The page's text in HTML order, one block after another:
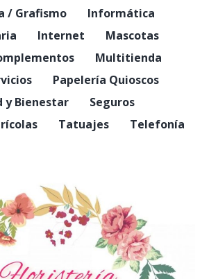
/ Grafismo
Informática
Internet
Mascotas
Multitienda
Papelería Quioscos
y Bienestar
Seguros
Tatuajes Telefonía